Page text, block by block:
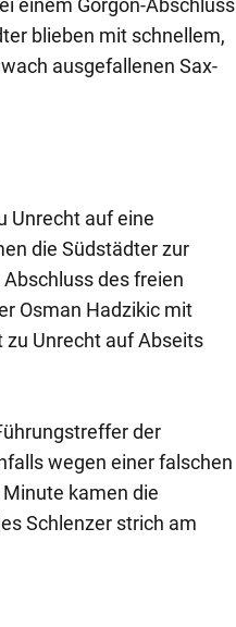
einem Gorgon-Abschluss
blieben mit schnellem,
ausgefallenen Sax-
Unrecht auf eine
die Südstädter zur
des freien
Osman Hadzikic mit
zu Unrecht auf Abseits
der
wegen einer falschen
kamen die
Schlenzer strich am